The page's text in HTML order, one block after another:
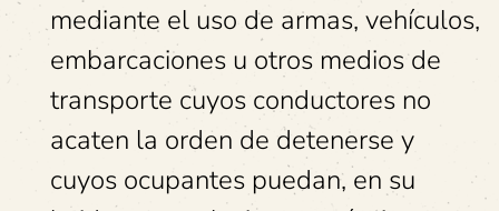
mediante el uso de armas, vehículos,
embarcaciones u otros medios de
transporte cuyos conductores no
acaten la orden de detenerse y
cuyos ocupantes puedan, en su